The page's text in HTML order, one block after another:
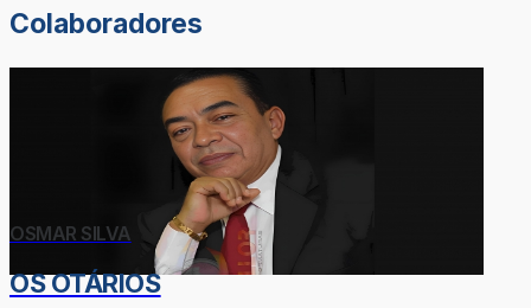
Colaboradores
OSMAR SILVA
OS OTÁRIOS